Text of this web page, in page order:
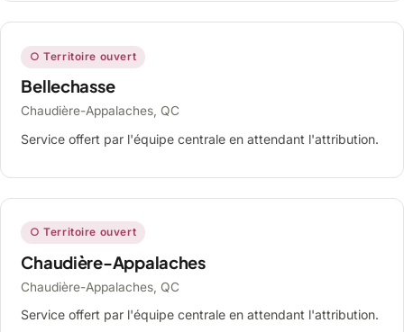
○ Territoire ouvert
Bellechasse
Chaudière-Appalaches, QC
Service offert par l'équipe centrale en attendant l'attribution.
○ Territoire ouvert
Chaudière-Appalaches
Chaudière-Appalaches, QC
Service offert par l'équipe centrale en attendant l'attribution.